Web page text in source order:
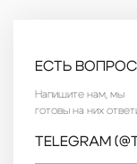
ЕСТЬ
Напишите нам, мы
готовы на них
TELEGRAM